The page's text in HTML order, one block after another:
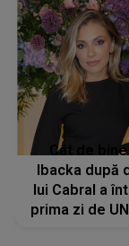
Cât de
Ibacka după
lui Cabral a
prima zi de